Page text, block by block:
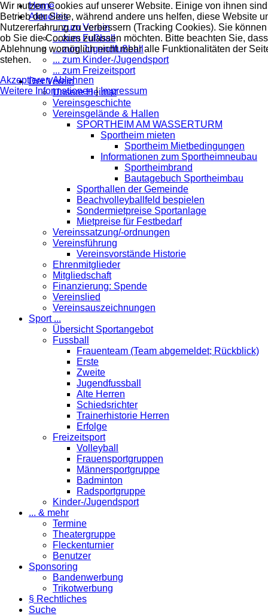
Home
Aktuelles
... zum Verein
... zum Fußball
... zum Jugendfußball
... zum Kinder-/Jugendsport
... zum Freizeitsport
Der Verein
Unsere Heimat
Vereinsgeschichte
Vereinsgelände & Hallen
SPORTHEIM AM WASSERTURM
Sportheim mieten
Sportheim Mietbedingungen
Informationen zum Sportheimneubau
Sportheimbrand
Bautagebuch Sportheimbau
Sporthallen der Gemeinde
Beachvolleyballfeld bespielen
Sondermietpreise Sportanlage
Mietpreise für Festbedarf
Vereinssatzung/-ordnungen
Vereinsführung
Vereinsvorstände Historie
Ehrenmitglieder
Mitgliedschaft
Finanzierung: Spende
Vereinslied
Vereinsauszeichnungen
Sport ...
Übersicht Sportangebot
Fussball
Frauenteam (Team abgemeldet; Rückblick)
Erste
Zweite
Jugendfussball
Alte Herren
Schiedsrichter
Trainerhistorie Herren
Erfolge
Freizeitsport
Volleyball
Frauensportgruppen
Männersportgruppe
Badminton
Radsportgruppe
Kinder-/Jugendsport
... & mehr
Termine
Theatergruppe
Fleckenturnier
Benutzer
Sponsoring
Bandenwerbung
Trikotwerbung
§ Rechtliches
Suche
Wir nutzen Cookies auf unserer Website. Einige von ihnen
Betrieb der Seite, während andere uns helfen, diese Website
Nutzererfahrung zu verbessern (Tracking Cookies). Sie
ob Sie die Cookies zulassen möchten. Bitte beachten Sie,
Ablehnung womöglich nicht mehr alle Funktionalitäten der
stehen.
AkzeptierenAblehnen
Weitere Informationen|Impressum